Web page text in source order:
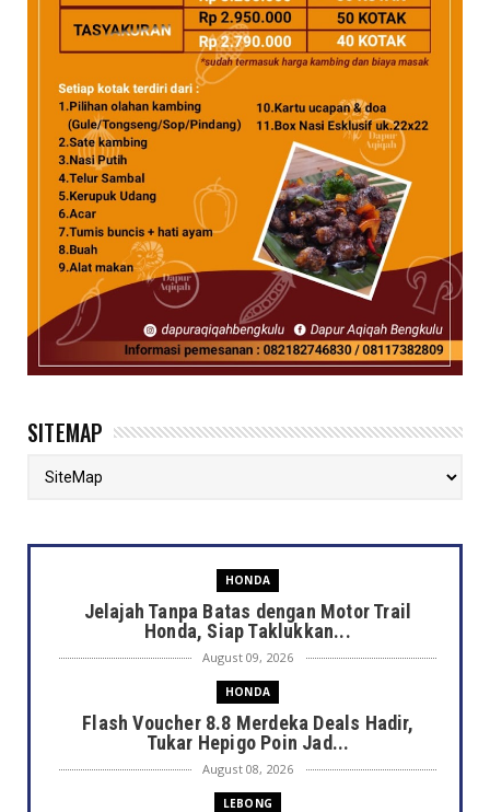
SITEMAP
HONDA
Jelajah Tanpa Batas dengan Motor Trail
Honda, Siap Taklukkan...
August 09, 2026
HONDA
Flash Voucher 8.8 Merdeka Deals Hadir,
Tukar Hepigo Poin Jad...
August 08, 2026
LEBONG